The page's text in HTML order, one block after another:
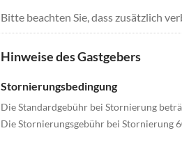
Bitte beachten Sie, dass zusätzlich
Hinweise des Gastgebers
Stornierungsbedingung
Die Standardgebühr bei Stornierung
Die Stornierungsgebühr bei Stornierung